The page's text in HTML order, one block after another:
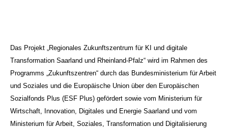
Das Projekt „Regionales Zukunftszentrum für KI und digitale
Transformation Saarland und Rheinland-Pfalz“ wird im Rahmen des
Programms „Zukunftszentren“ durch das Bundesministerium für Arbeit
und Soziales und die Europäische Union über den Europäischen
Sozialfonds Plus (ESF Plus) gefördert sowie vom Ministerium für
Wirtschaft, Innovation, Digitales und Energie Saarland und vom
Ministerium für Arbeit, Soziales, Transformation und Digitalisierung